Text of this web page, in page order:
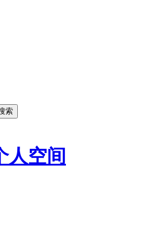
索
人空间